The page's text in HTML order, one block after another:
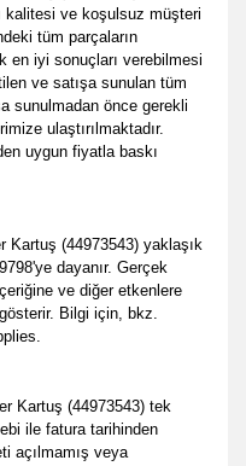
kalitesi ve koşulsuz müşteri
tüm parçaların
en iyi sonuçları verebilmesi
ve satışa sunulan tüm
sunulmadan önce gerekli
ulaştırılmaktadır.
uygun fiyatla baskı
Kartuş (44973543) yaklaşık
dayanır. Gerçek
ve diğer etkenlere
Bilgi için, bkz.
Kartuş (44973543) tek
ile fatura tarihinden
açılmamış veya